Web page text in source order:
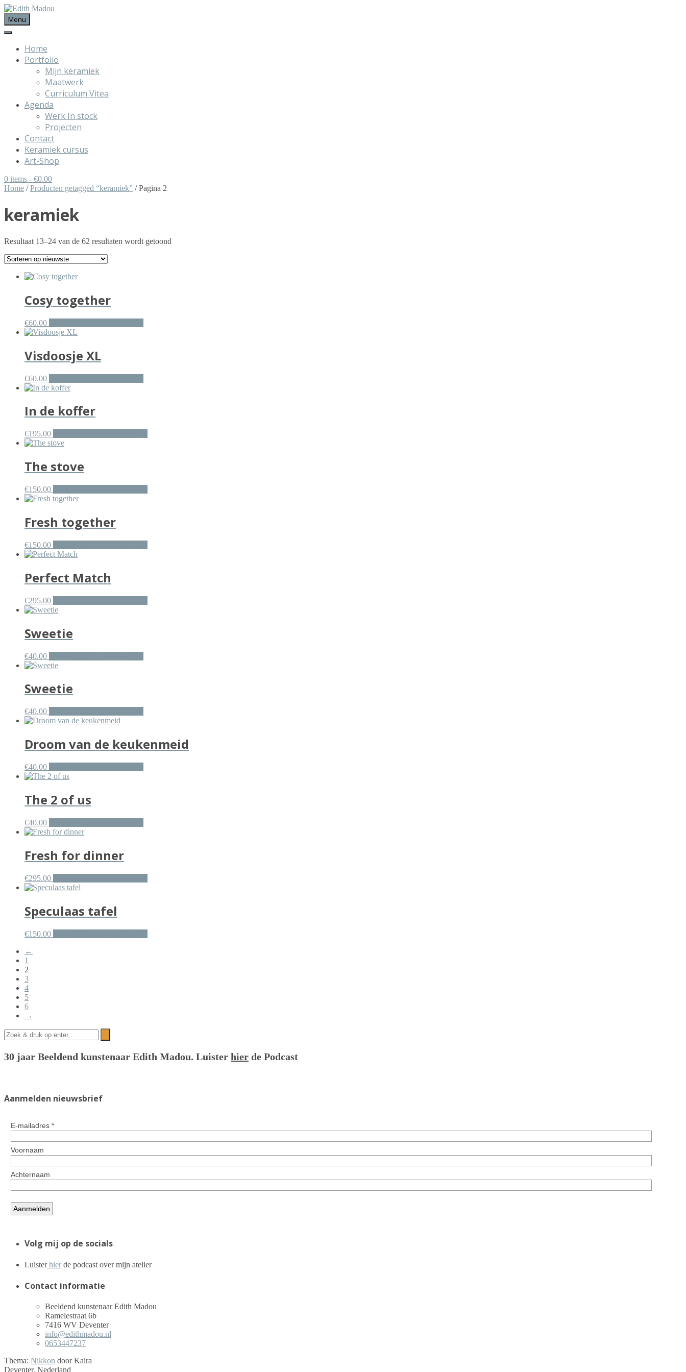
Menu
Home
Portfolio
Mijn keramiek
Maatwerk
Curriculum Vitea
Agenda
Werk In stock
Projecten
Contact
Keramiek cursus
Art-Shop
0 items - €0.00
Home /Producten getagged “keramiek” / Pagina 2
keramiek
Resultaat 13–24 van de 62 resultaten wordt getoond
Cosy together
€60.00
Visdoosje XL
€60.00
In de koffer
€195.00
The stove
€150.00
Fresh together
€150.00
Perfect Match
€295.00
Sweetie
€40.00
Sweetie
€40.00
Droom van de keukenmeid
€40.00
The 2 of us
€40.00
Fresh for dinner
€295.00
Speculaas tafel
€150.00
←
1
2
3
4
5
6
→
30 jaar Beeldend kunstenaar Edith Madou. Luister hier de Podcast
Aanmelden nieuwsbrief
Volg mij op de socials
Luisterhier de podcast over mijn atelier
Contact informatie
Beeldend kunstenaar Edith Madou
Ramelestraat 6b
7416 WV Deventer
info@edithmadou.nl
0653447237
Thema: Nikkon door Kaira
Deventer, Nederland